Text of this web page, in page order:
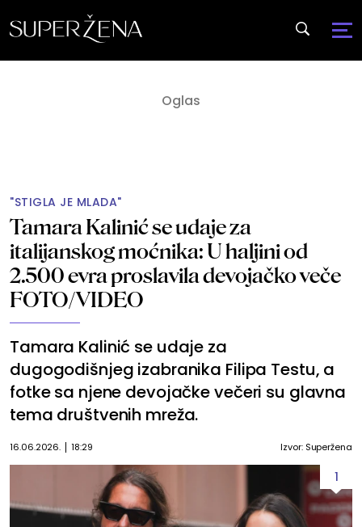
"STIGLA JE MLADA"
Tamara Kalinić se udaje za
italijanskog moćnika: U haljini od
2.500 evra proslavila devojačko veče
FOTO/VIDEO
Tamara Kalinić se udaje za
dugogodišnjeg izabranika Filipa Testu, a
fotke sa njene devojačke večeri su glavna
tema društvenih mreža.
16.06.2026. 18:29 Izvor: Superžena
1